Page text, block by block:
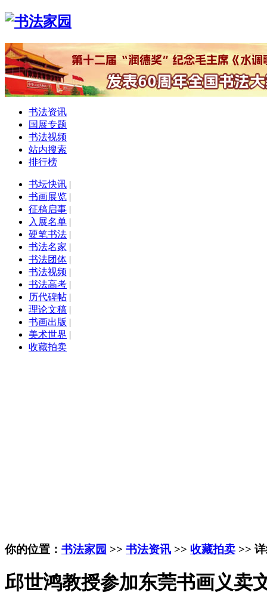
书法资讯
国展专题
书法视频
站内搜索
排行榜
书坛快讯 |
书画展览 |
征稿启事 |
入展名单 |
硬笔书法 |
书法名家 |
书法团体 |
书法视频 |
书法高考 |
历代碑帖 |
理论文稿 |
书画出版 |
美术世界 |
收藏拍卖
你的位置： 书法家园 >> 书法资讯 >> 收藏拍卖 >>
邱世鸿教授参加东莞书画义卖